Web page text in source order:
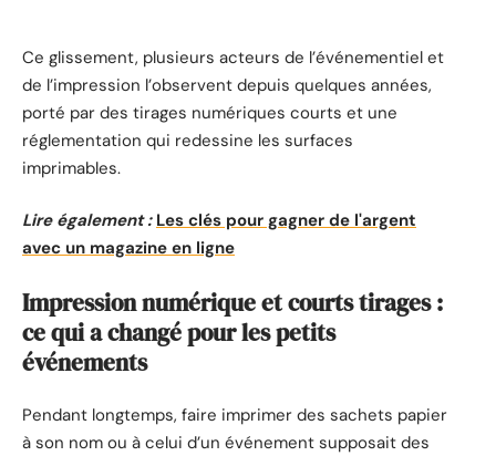
Ce glissement, plusieurs acteurs de l’événementiel et
de l’impression l’observent depuis quelques années,
porté par des tirages numériques courts et une
réglementation qui redessine les surfaces
imprimables.
Lire également : Les clés pour gagner de l'argent
avec un magazine en ligne
Impression numérique et courts tirages :
ce qui a changé pour les petits
événements
Pendant longtemps, faire imprimer des sachets papier
à son nom ou à celui d’un événement supposait des